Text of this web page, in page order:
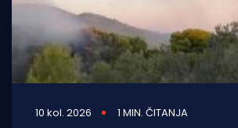
10 kol. 2026 1 MIN. ČITANJA